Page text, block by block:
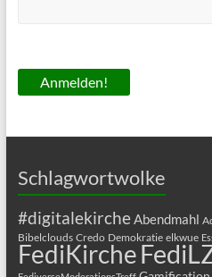
Schlagwortwolke
#digitalekircheAbendmahl
Bibelclouds Credo Demokratie elkwue
FediKirche